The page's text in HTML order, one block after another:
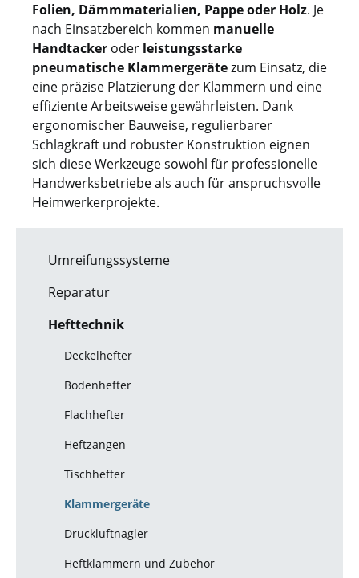
Folien, Dämmmaterialien, Pappe oder Holz. Je
nach Einsatzbereich kommen manuelle
Handtacker oder leistungsstarke
pneumatische Klammergerätezum Einsatz, die
eine präzise Platzierung der Klammern und eine
effiziente Arbeitsweise gewährleisten. Dank
ergonomischer Bauweise, regulierbarer
Schlagkraft und robuster Konstruktion eignen
sich diese Werkzeuge sowohl für professionelle
Handwerksbetriebe als auch für anspruchsvolle
Heimwerkerprojekte.
Umreifungssysteme
Reparatur
Hefttechnik
Deckelhefter
Bodenhefter
Flachhefter
Heftzangen
Tischhefter
Klammergeräte
Druckluftnagler
Heftklammern und Zubehör